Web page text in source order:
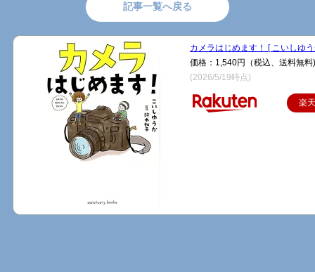
記事一覧へ戻る
カメラはじめます！ [ こいしゆ
価格：1,540円（税込、送料無料)
(2026/5/19時点)
楽